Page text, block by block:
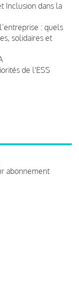
Inclusion dans la
: quels
solidaires et
de l'ESS
abonnement